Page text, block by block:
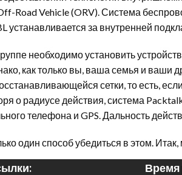
Road Vehicle (ORV). Система
устанавливается за внутренней
необходимо установить
как только вы, ваша семья и ваши
сетки, то есть,
о радиусе действия, система
телефона и GPS. Дальность
один способ убедиться в этом.
Время